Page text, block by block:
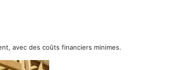
avec des coûts financiers minimes.